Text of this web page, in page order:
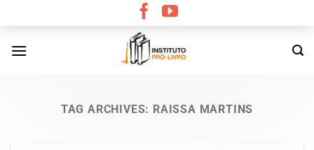
content
TAG ARCHIVES: RAISSA MARTINS